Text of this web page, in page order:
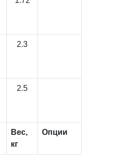
2.3
2.5
Вес,
кг
Опции